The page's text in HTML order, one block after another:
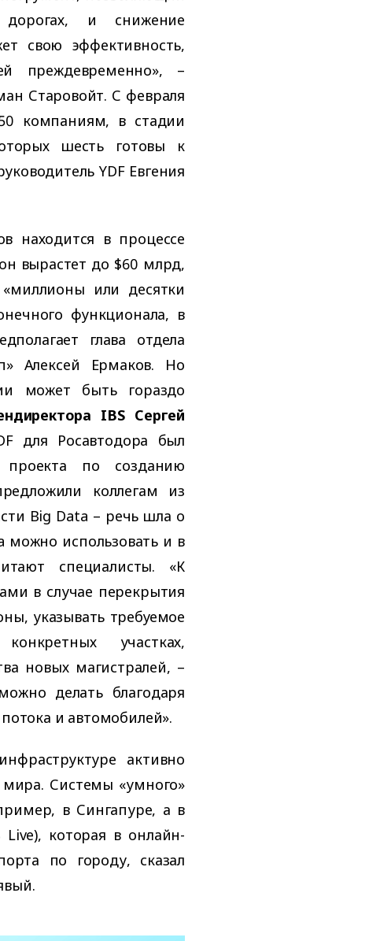
и снижение
свою эффективность,
преждевременно», –
Старовойт. С февраля
компаниям, в стадии
шесть готовы к
YDF Евгения
находится в процессе
вырастет до $60 млрд,
или десятки
функционала, в
глава отдела
Алексей Ермаков. Но
может быть гораздо
IBS Сергей
для Росавтодора был
по созданию
коллегам из
Big Data – речь шла о
можно использовать и в
специалисты. «К
в случае перекрытия
указывать требуемое
участках,
новых магистралей, –
делать благодаря
и автомобилей».
активно
Системы «умного»
в Сингапуре, а в
Live), которая в онлайн-
по городу, сказал